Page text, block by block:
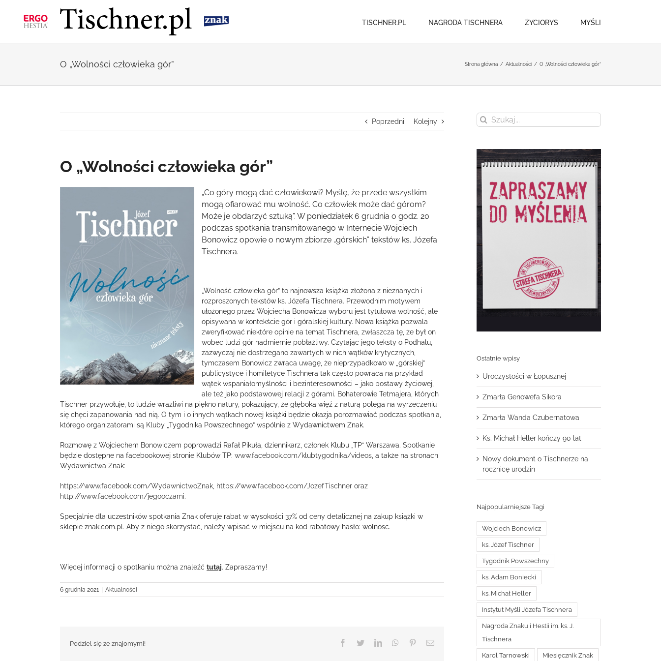
zawartości
TISCHNER.PL NAGRODA TISCHNERA ŻYCIORYS MYŚLI
O „Wolności człowieka gór” Strona główna / Aktualności / O „Wolności człowieka gór”
Poprzedni Kolejny
O „Wolności człowieka gór”
obrazek
„Co góry mogą dać człowiekowi? Myślę, że przede wszystkim
mogą ofiarować mu wolność. Co człowiek może dać górom?
Może je obdarzyć sztuką”. W poniedziałek 6 grudnia o godz. 20
podczas spotkania transmitowanego w Internecie Wojciech
Bonowicz opowie o nowym zbiorze „górskich” tekstów ks. Józefa
Tischnera.
„Wolność człowieka gór” to najnowsza książka złożona z nieznanych i
rozproszonych tekstów ks. Józefa Tischnera. Przewodnim motywem
ułożonego przez Wojciecha Bonowicza wyboru jest tytułowa wolność, ale
opisywana w kontekście gór i góralskiej kultury. Nowa książka pozwala
zweryfikować niektóre opinie na temat Tischnera, zwłaszcza tę, że był on
wobec ludzi gór nadmiernie pobłażliwy. Czytając jego teksty o Podhalu,
zazwyczaj nie dostrzegano zawartych w nich wątków krytycznych,
tymczasem Bonowicz zwraca uwagę, że nieprzypadkowo w „górskiej”
publicystyce i homiletyce Tischnera tak często powraca na przykład
wątek wspaniałomyślności i bezinteresowności – jako postawy życiowej,
ale też jako podstawowej relacji z górami. Bohaterowie Tetmajera, których
Tischner przywołuje, to ludzie wrażliwi na piękno natury, pokazujący, że głęboka więź z naturą polega na wyrzeczeniu
się chęci zapanowania nad nią. O tym i o innych wątkach nowej książki będzie okazja porozmawiać podczas spotkania,
którego organizatorami są Kluby „Tygodnika Powszechnego” wspólnie z Wydawnictwem Znak.
Rozmowę z Wojciechem Bonowiczem poprowadzi Rafał Pikuła, dziennikarz, członek Klubu „TP” Warszawa. Spotkanie
będzie dostępne na facebookowej stronie Klubów TP: www.facebook.com/klubtygodnika/videos , a także na stronach
Wydawnictwa Znak:
https://www.facebook.com/WydawnictwoZnak https://www.facebook.com/JozefTischner oraz
http://www.facebook.com/jegooczami.
Specjalnie dla uczestników spotkania Znak oferuje rabat w wysokości 37% od ceny detalicznej na zakup książki w
sklepie znak.com.pl. Aby z niego skorzystać, należy wpisać w miejscu na kod rabatowy hasło: wolnosc.
Więcej informacji o spotkaniu można znaleźć tutaj. Zapraszamy!
6 grudnia 2021 Aktualności
Podziel się ze znajomymi! Facebook
TwitterLinkedInWhatsApp
PinterestEmail
Szukaj
Ostatnie wpisy
Uroczystości w Łopusznej
Zmarła Genowefa Sikora
Zmarła Wanda Czubernatowa
Ks. Michał Heller kończy 90 lat
Nowy dokument o Tischnerze na
rocznicę urodzin
Najpopularniejsze Tagi
Wojciech Bonowicz
ks. Józef Tischner
Tygodnik Powszechny
ks. Adam Boniecki
ks. Michał Heller
Instytut Myśli Józefa Tischnera
Nagroda Znaku i Hestii im. ks. J.
Tischnera
Karol Tarnowski Miesięcznik Znak